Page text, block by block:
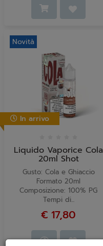
Novità
In arrivo
Liquido Vaporice Cola
20ml Shot
Gusto: Cola e Ghiaccio
Formato 20ml
Composizione: 100% PG
Tempi di...
€ 17,80